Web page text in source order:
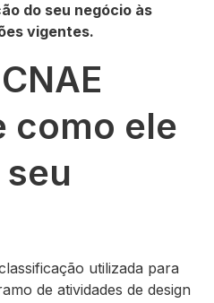
do seu negócio às
vigentes.
como ele
utilizada para
de atividades de design